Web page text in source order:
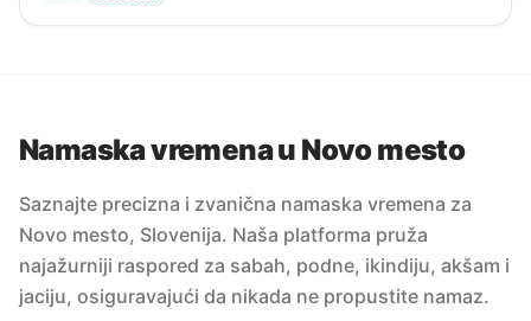
Namaska vremena u Novo mesto
Saznajte precizna i zvanična namaska vremena za
Novo mesto, Slovenija. Naša platforma pruža
najažurniji raspored za sabah, podne, ikindiju, akšam i
jaciju, osiguravajući da nikada ne propustite namaz.